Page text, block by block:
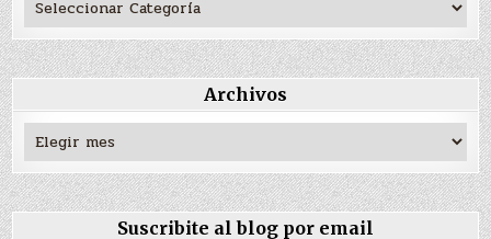
Archivos
Archivos
Suscribite al blog por email